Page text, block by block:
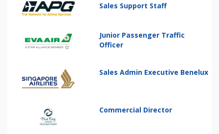
Sales Support Staff
Junior Passenger Traffic
Officer
Sales Admin Executive Benelux
Commercial Director